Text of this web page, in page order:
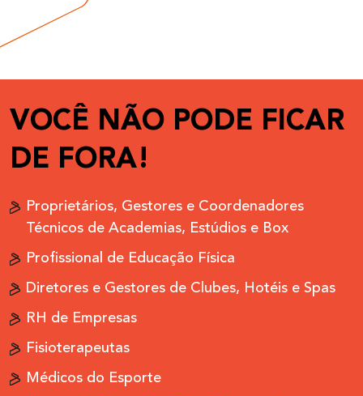
VOCÊ NÃO PODE FICAR
DE FORA!
Proprietários, Gestores e Coordenadores
Técnicos de Academias, Estúdios e Box
Profissional de Educação Física
Diretores e Gestores de Clubes, Hotéis e Spas
RH de Empresas
Fisioterapeutas
Médicos do Esporte